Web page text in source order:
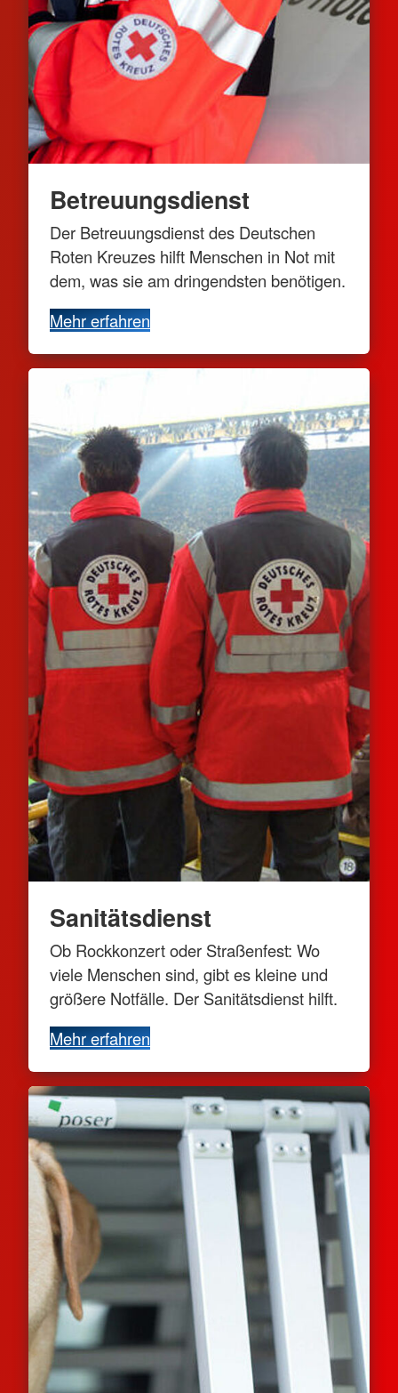
Betreuungsdienst
Der Betreuungsdienst des Deutschen
Roten Kreuzes hilft Menschen in Not mit
dem, was sie am dringendsten benötigen.
Mehr erfahren
Sanitätsdienst
Ob Rockkonzert oder Straßenfest: Wo
viele Menschen sind, gibt es kleine und
größere Notfälle. Der Sanitätsdienst hilft.
Mehr erfahren